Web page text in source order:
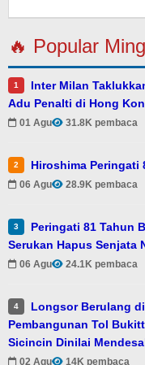
🔥 Popular
1
Inter Milan
Adu Penalti di Hong
01 Agu 31.8K pembaca
2 Hiroshima Peringati
06 Agu 28.9K pembaca
3
Peringati 81 Tahun
Serukan Hapus Senjata
06 Agu 24.1K pembaca
4
Longsor Berulang
Pembangunan Tol
Sicincin Dinilai
02 Agu 14K pembaca